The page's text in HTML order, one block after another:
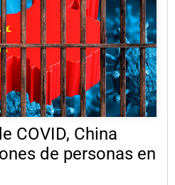
COVID, China
de personas en